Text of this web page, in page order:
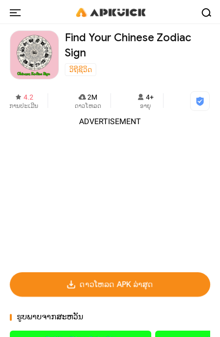
Find Your Chinese Zodiac
Sign
ວິຖີຊີວິດ
4.2
ການປະເມີນ
2M
ດາວໂຫລດ
4+
ອາຍຸ
ADVERTISEMENT
ດາວໂຫລດ APK ລ່າສຸດ
ຮູບພາບຈາກສະຫວັນ